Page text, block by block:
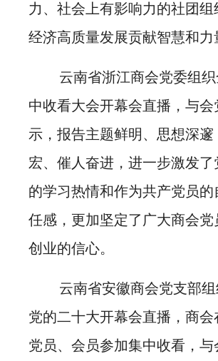
力、社会上有影响力的社团
经济高质量发展贡献智慧和力
云南省浙江商会党委组
中收看大会开幕会直播，与
示，报告主题鲜明、思想深
宏、催人奋进，进一步激发
的学习热情和作为共产党员
任感，更加坚定了广大商会
创业的信心。
云南省安徽商会党支部
党的二十大开幕会直播，商会
党员、会员参加集中收看，